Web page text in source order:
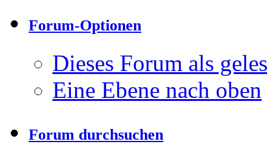
Forum-Optionen
Dieses Forum als
Eine Ebene nach oben
Forum durchsuchen